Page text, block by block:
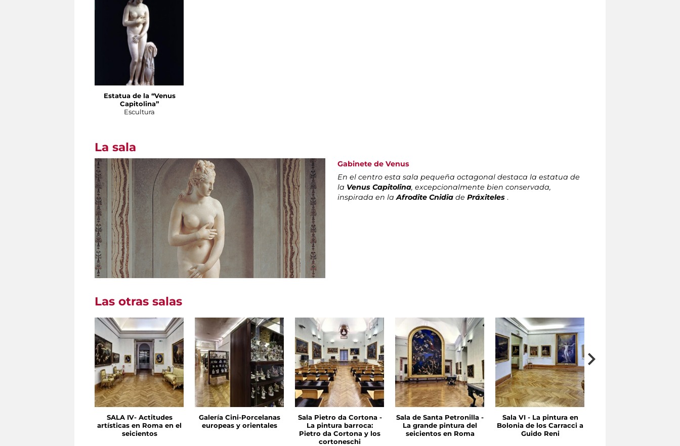
Estatua de la “Venus
Capitolina”
Escultura
La sala
Gabinete de Venus
En el centro esta sala pequeña octagonal destaca la estatua de
la Venus Capitolina, excepcionalmente bien conservada,
inspirada en laAfrodite Cnidia dePráxiteles .
Las otras salas
SALA IV- Actitudes
artísticas en Roma en el
seicientos
Galería Cini-Porcelanas
europeas y orientales
Sala Pietro da Cortona -
La pintura barroca:
Pietro da Cortona y los
cortoneschi
Sala de Santa Petronilla -
La grande pintura del
seicientos en Roma
Sala VI - La pintura en
Bolonia de los Carracci a
Guido Reni